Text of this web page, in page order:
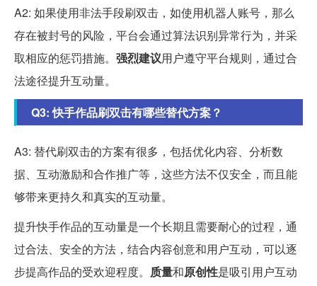
A2: 如果使用非法手段刷双击，如使用机器人账号，那么
存在被封号的风险，平台会通过算法识别异常行为，并采
取相应的惩罚措施。 强烈建议用户遵守平台规则，通过合
法途径提升互动量。
Q3: 快手作品刷双击有哪些替代方案？
A3: 替代刷双击的方案有很多，包括优化内容、分析数
据、互动激励和合作推广等，这些方法不仅安全，而且能
够带来更持久和真实的互动量。
提升快手作品的互动量是一个长期且需要耐心的过程，通
过合法、安全的方法，结合内容创意和用户互动，可以逐
步提高作品的受欢迎程度。 质量和原创性是吸引用户互动